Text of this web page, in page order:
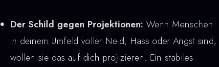
Der Schild gegen Projektionen: Wenn Menschen
in deinem Umfeld voller Neid, Hass oder Angst sind,
wollen sie das auf dich projizieren. Ein stabiles